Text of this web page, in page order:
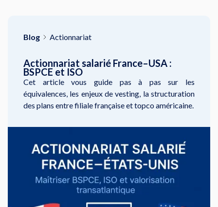
Blog Actionnariat
Actionnariat salarié France–USA :
BSPCE et ISO
Cet article vous guide pas à pas sur les
équivalences, les enjeux de vesting, la structuration
des plans entre filiale française et topco américaine.